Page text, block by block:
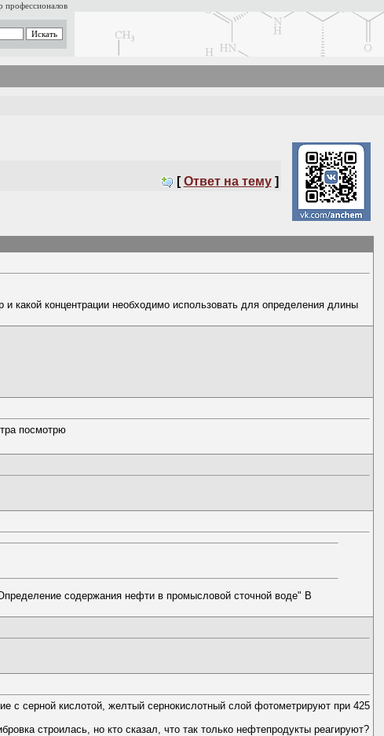
профессионалов
[ Ответ на тему ]
какой концентрации необходимо использовать для определения длины
посмотрю
содержания нефти в промысловой сточной воде" В
серной кислотой, желтый сернокислотный слой фотометрируют при 425
строилась, но кто сказал, что так только нефтепродукты реагируют?